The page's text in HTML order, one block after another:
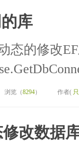
库
态的修改
浏览（8294） 作者(
改数据